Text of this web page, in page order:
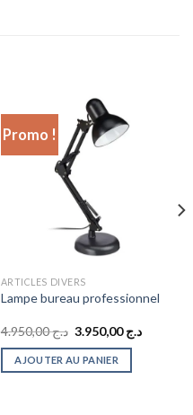
Promo !
ARTICLES DIVERS
Lampe bureau professionnel
د.ج4.950,00
Le
initial
était :
د.ج3.950,00
Le
AJOUTER AU PANIER